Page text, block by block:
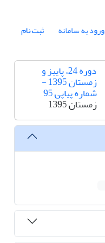
ورود به سامانه ثبت نام
دوره 24، پاییز و
زمستان 1395 -
شماره پیاپی 95
زمستان 1395